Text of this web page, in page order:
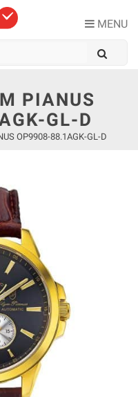
MENU
PIANUS
GL-D
OP9908-88.1AGK-GL-D